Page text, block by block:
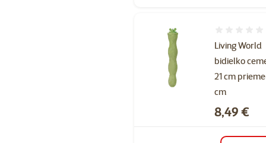
Living World
bidielko
21 cm
cm
Cena
8,49 €